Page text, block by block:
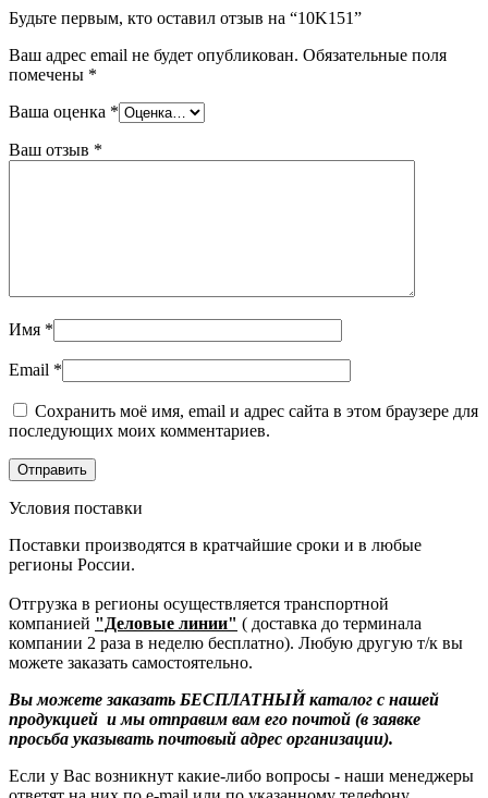
Будьте первым, кто оставил отзыв на “10K151”
Ваш адрес email не будет опубликован. Обязательные поля
помечены *
Ваша оценка *
Ваш отзыв *
Имя *
Email *
Сохранить моё имя, email и адрес сайта в этом браузере для
последующих моих комментариев.
Условия поставки
Поставки производятся в кратчайшие сроки и в любые
регионы России.
Отгрузка в регионы осуществляется транспортной
компанией "Деловые линии" ( доставка до терминала
компании 2 раза в неделю бесплатно). Любую другую т/к вы
можете заказать самостоятельно.
Вы можете заказать БЕСПЛАТНЫЙ каталог с нашей
продукцией и мы отправим вам его почтой (в заявке
просьба указывать почтовый адрес организации).
Если у Вас возникнут какие-либо вопросы - наши менеджеры